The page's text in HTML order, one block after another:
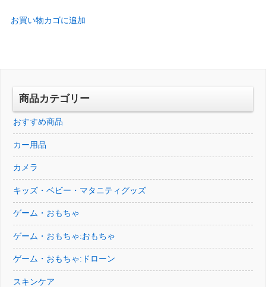
価
し
の
お買い物カゴに追加
商品カテゴリー
おすすめ商品
カー用品
カメラ
キッズ・ベビー・マタニティグッズ
ゲーム・おもちゃ
ゲーム・おもちゃ:おもちゃ
ゲーム・おもちゃ:ドローン
スキンケア